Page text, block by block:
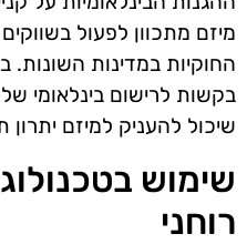
מיזם מתכוון לפעול
החוקיות במדינות השונות.
בקשות לרישום בינלאומי של
שיכול להעניק למיזם
שימוש
רוחני